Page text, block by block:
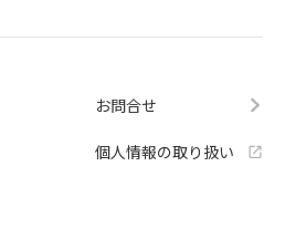
お問合せ
個人情報の取り扱い